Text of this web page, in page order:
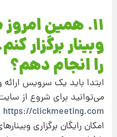
11. همین
وبینار برگزار
را انجام دهم؟
ابتدا باید یک سرویس ارائه
می‌توانید برای شروع از
https://clickmeeting.com